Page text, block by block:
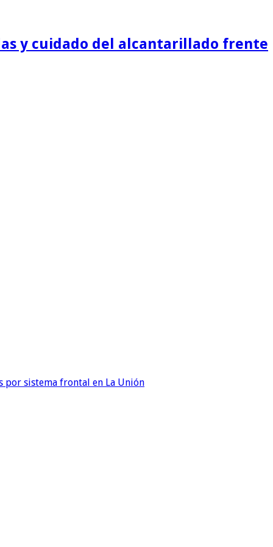
y cuidado del alcantarillado frente
por sistema frontal en La Unión